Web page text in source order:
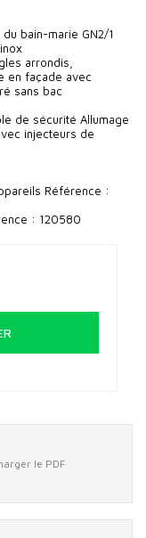
bain-marie GN2/1
arrondis,
en façade avec
sans bac
de sécurité Allumage
injecteurs de
Référence :
: 120580
le PDF